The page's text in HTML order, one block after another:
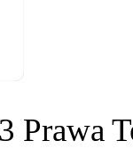
Prawa